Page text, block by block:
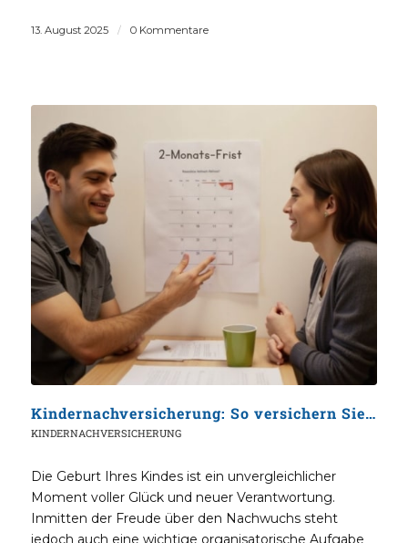
13. August 2025 / 0 Kommentare
Kindernachversicherung: So versichern Sie Ihr Baby ohne Gesundheitsprüfung
KINDERNACHVERSICHERUNG
Die Geburt Ihres Kindes ist ein unvergleichlicher
Moment voller Glück und neuer Verantwortung.
Inmitten der Freude über den Nachwuchs steht